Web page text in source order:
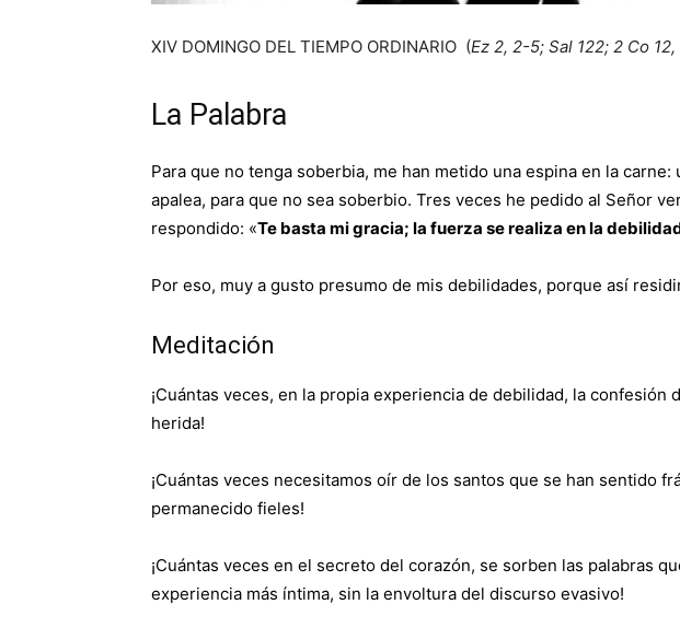
XIV DOMINGO DEL TIEMPO ORDINARIO (Ez 2, 2-5; Sal 122; 2 Co
La Palabra
Para que no tenga soberbia, me han metido una espina en la carne:
apalea, para que no sea soberbio. Tres veces he pedido al Señor
respondido: «Te basta mi gracia; la fuerza se realiza en la
Por eso, muy a gusto presumo de mis debilidades, porque así
Meditación
¡Cuántas veces, en la propia experiencia de debilidad, la confesión
herida!
¡Cuántas veces necesitamos oír de los santos que se han sentido
permanecido fieles!
¡Cuántas veces en el secreto del corazón, se sorben las palabras
experiencia más íntima, sin la envoltura del discurso evasivo!